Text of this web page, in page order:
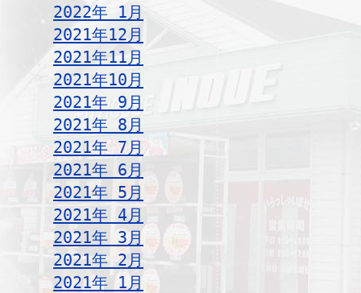
2022年 1月
2021年12月
2021年11月
2021年10月
2021年 9月
2021年 8月
2021年 7月
2021年 6月
2021年 5月
2021年 4月
2021年 3月
2021年 2月
2021年 1月